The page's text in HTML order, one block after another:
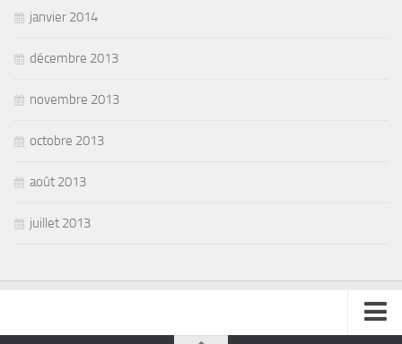
janvier 2014
décembre 2013
novembre 2013
octobre 2013
août 2013
juillet 2013